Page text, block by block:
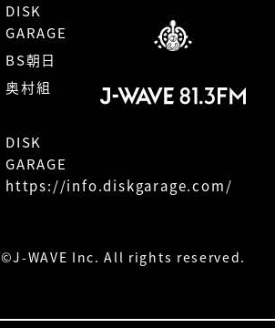
DISK
GARAGE
BS朝日
奥村組
DISK
GARAGE
https://info.diskgarage.com/
©J-WAVE Inc. All rights reserved.